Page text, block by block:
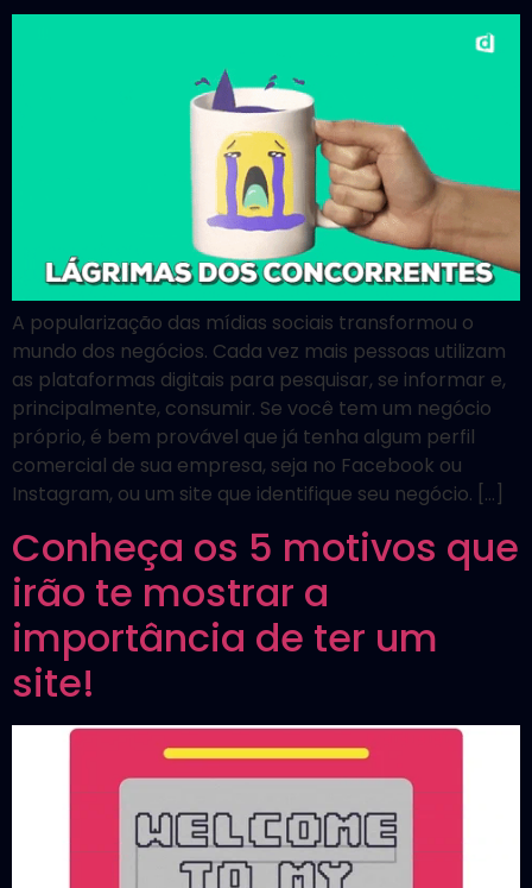
A popularização das mídias sociais transformou o
mundo dos negócios. Cada vez mais pessoas utilizam
as plataformas digitais para pesquisar, se informar e,
principalmente, consumir. Se você tem um negócio
próprio, é bem provável que já tenha algum perfil
comercial de sua empresa, seja no Facebook ou
Instagram, ou um site que identifique seu negócio. […]
Conheça os 5 motivos que
irão te mostrar a
importância de ter um
site!